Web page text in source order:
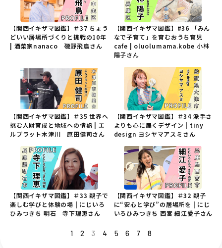
【関西イキザマ図鑑】＃37 ちょう
どいい居場所づくりと挑戦の10年
| 酒菜家nanaco 磯野飛鳥さん
【関西イキザマ図鑑】#36 「みん
なで子育て」を育むおうち育児
cafe | oluolumama.kobe 小林
陽子さん
【関西イキザマ図鑑】＃35 世界へ
挑む人財育成と地域への情熱 | エ
ルプラット木津川 原田健司さん
【関西イキザマ図鑑】＃34 派手さ
よりも心に届くデザイン | tiny
design ヨシヤマアスミさん
【関西イキザマ図鑑】＃33 親子で
楽しむ学びと体験の場 | にじいろ
ひみつきち 明石 寺下理恵さん
【関西イキザマ図鑑】＃32 親子
に“安心と学び”の居場所を | にじ
いろひみつきち 西宮 細江愛子さん
1 2 3 4 5 6 7 8